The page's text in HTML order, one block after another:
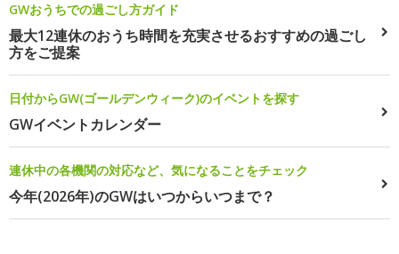
GWおうちでの過ごし方ガイド
最大12連休のおうち時間を充実させるおすすめの過ごし
方をご提案
日付からGW(ゴールデンウィーク)のイベントを探す
GWイベントカレンダー
連休中の各機関の対応など、気になることをチェック
今年(2026年)のGWはいつからいつまで？